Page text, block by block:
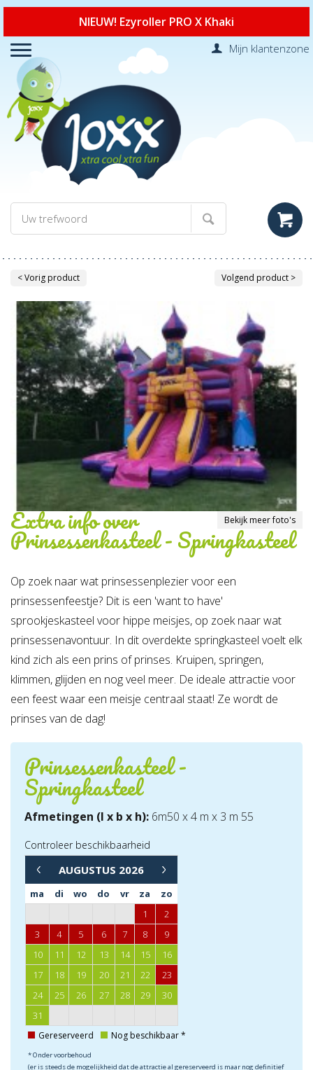
NIEUW! Ezyroller PRO X Khaki
Mijn klantenzone
< Vorig product Volgend product >
Bekijk meer foto's
Extra info over
Prinsessenkasteel - Springkasteel
Op zoek naar wat prinsessenplezier voor een
prinsessenfeestje? Dit is een 'want to have'
sprookjeskasteel voor hippe meisjes, op zoek naar wat
prinsessenavontuur. In dit overdekte springkasteel voelt elk
kind zich als een prins of prinses. Kruipen, springen,
klimmen, glijden en nog veel meer. De ideale attractie voor
een feest waar een meisje centraal staat! Ze wordt de
prinses van de dag!
Prinsessenkasteel -
Springkasteel
Afmetingen (l x b x h): 6m50 x 4 m x 3 m 55
Controleer beschikbaarheid
AUGUSTUS 2026
ma di wo do vr za
zo
1
2
3
4 5 6 7 8
9
10
11 12 13 14 15
16
17
18 19 20 21 22
23
24
25 26 27 28 29
30
31
Gereserveerd Nog beschikbaar *
* Onder voorbehoud
(er is steeds de mogelijkheid dat de attractie al gereserveerd is maar nog definitief